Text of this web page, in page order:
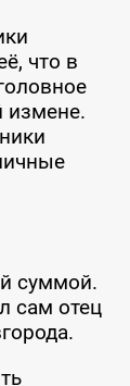
что в
измене.
суммой.
сам отец